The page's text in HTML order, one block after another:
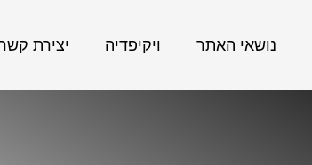
נושאי האתר ויקיפדיה יצירת